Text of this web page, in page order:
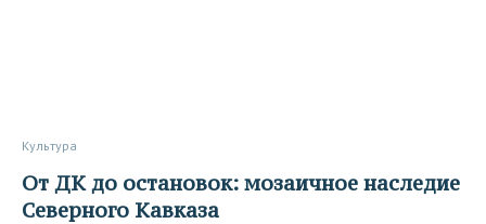
Культура
От ДК до остановок: мозаичное наследие
Северного Кавказа